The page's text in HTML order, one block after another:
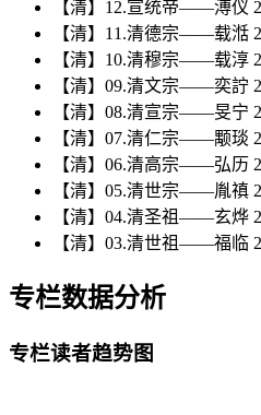
【清】12.宣统帝——溥仪
【清】11.清德宗——载湉
【清】10.清穆宗——载淳
【清】09.清文宗——奕詝
【清】08.清宣宗——旻宁
【清】07.清仁宗——颙琰
【清】06.清高宗——弘历
【清】05.清世宗——胤禛
【清】04.清圣祖——玄烨
【清】03.清世祖——福临
专栏数据分析
专栏读者趋势图